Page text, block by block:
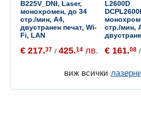
B225V_DNI, Laser,
монохромен, до 34
стр./мин, A4,
двустранен печат, Wi-
Fi, LAN
€ 217.37 / 425.14 лв.
L2600D
стр./мин,
€ 161.08 /
виж всички